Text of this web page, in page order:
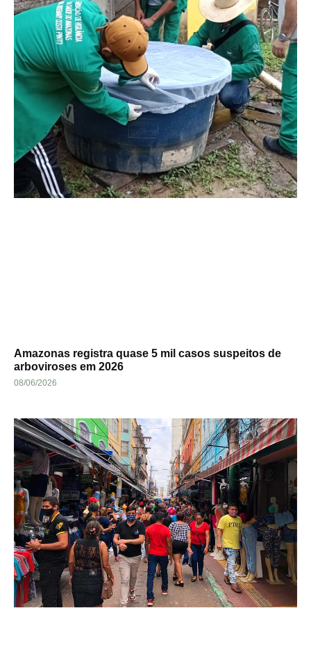
Amazonas registra quase 5 mil casos suspeitos de
arboviroses em 2026
08/06/2026